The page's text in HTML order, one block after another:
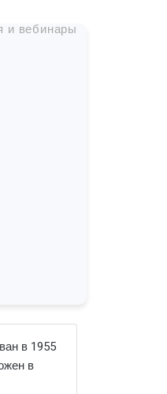
и вебинары
в 1955
в